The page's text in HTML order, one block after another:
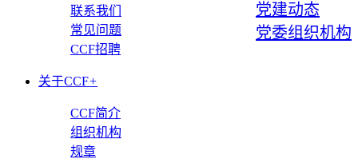
党建动态
党委组织机构
联系我们
常见问题
CCF招聘
关于CCF+
CCF简介
组织机构
规章